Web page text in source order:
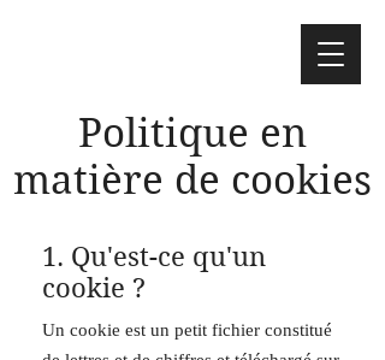
Politique en
matière de cookies
1. Qu'est-ce qu'un
cookie ?
Un cookie est un petit fichier constitué